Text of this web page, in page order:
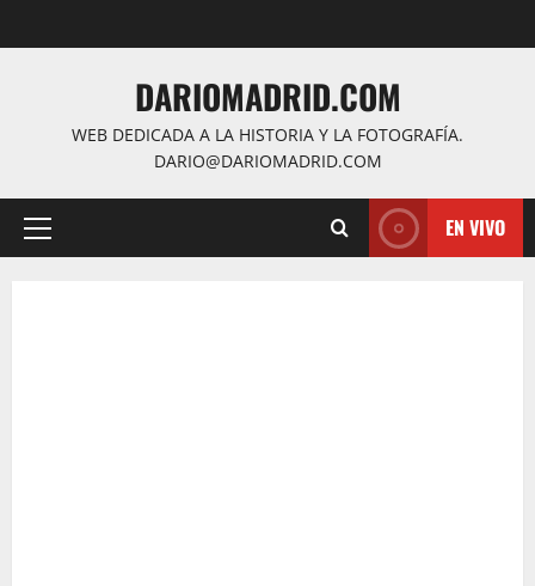
al
DARIOMADRID.COM
WEB DEDICADA A LA HISTORIA Y LA FOTOGRAFÍA.
DARIO@DARIOMADRID.COM
Menú
EN VIVO